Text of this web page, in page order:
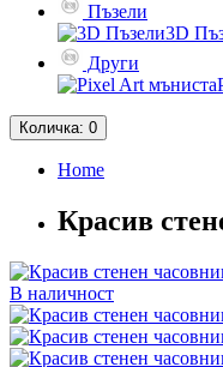
Пъзели
3D
Други
Количка: 0
Home
Красив
В наличност